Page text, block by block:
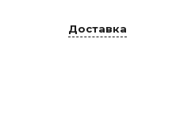
Доставка